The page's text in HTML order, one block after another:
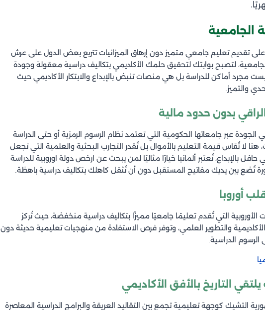
الجامعية
تقديم تعليم جامعي متميز دون إرهاق الميزانيات تتربع بعض الدول على عرش
لتصبح بوابتك لتحقيق حلمك الأكاديمي بتكاليف دراسية معقولة وجودة
مجرد أماكن للدراسة بل هي منصات تنبض بالإبداع والابتكار الأكاديمي حيث
والتميز.
بدون حدود مالية
الجودة عبر جامعاتها الحكومية التي تعتمد نظام الرسوم الرمزية أو حتى الدراسة
لا تُقاس قيمة التعليم بالأموال بل تُقدر التجارب البحثية والعلمية التي تجعل
بالإبداع، تُعتبر ألمانيا خيارًا مثاليًا لمن يبحث عن ارخص دولة اوروبية للدراسة
تُضع بين يديك مفاتيح المستقبل دون أن تُثقل كاهلك بتكاليف دراسية باهظة.
أوروبا
التي تُقدم تعليمًا جامعيًا مميزًا بتكاليف دراسية منخفضة، حيث تُركز
الأكاديمية والتطوير العلمي، وتوفر فرص الاستفادة من منهجيات تعليمية حديثة دون
الرسوم الدراسية.
التاريخ بالأفق الأكاديمي
التشيك كوجهة تعليمية تجمع بين التقاليد العريقة والبرامج الدراسية المعاصرة